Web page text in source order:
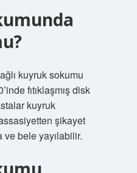
kuyruk sokumu
fıtıklaşmış disk
kuyruk
şikayet
ve bele yayılabilir.